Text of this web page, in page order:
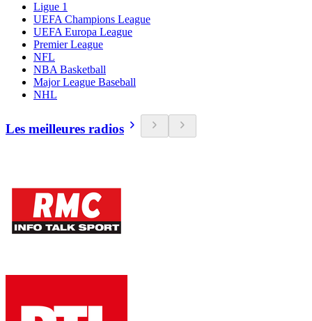
Ligue 1
UEFA Champions League
UEFA Europa League
Premier League
NFL
NBA Basketball
Major League Baseball
NHL
Les meilleures radios